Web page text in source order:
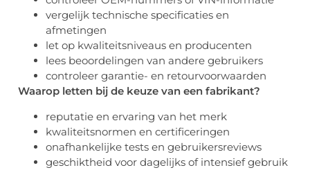
vergelijk technische specificaties en
afmetingen
let op kwaliteitsniveaus en producenten
lees beoordelingen van andere gebruikers
controleer garantie- en retourvoorwaarden
Waarop letten bij de keuze van een fabrikant?
reputatie en ervaring van het merk
kwaliteitsnormen en certificeringen
onafhankelijke tests en gebruikersreviews
geschiktheid voor dagelijks of intensief gebruik